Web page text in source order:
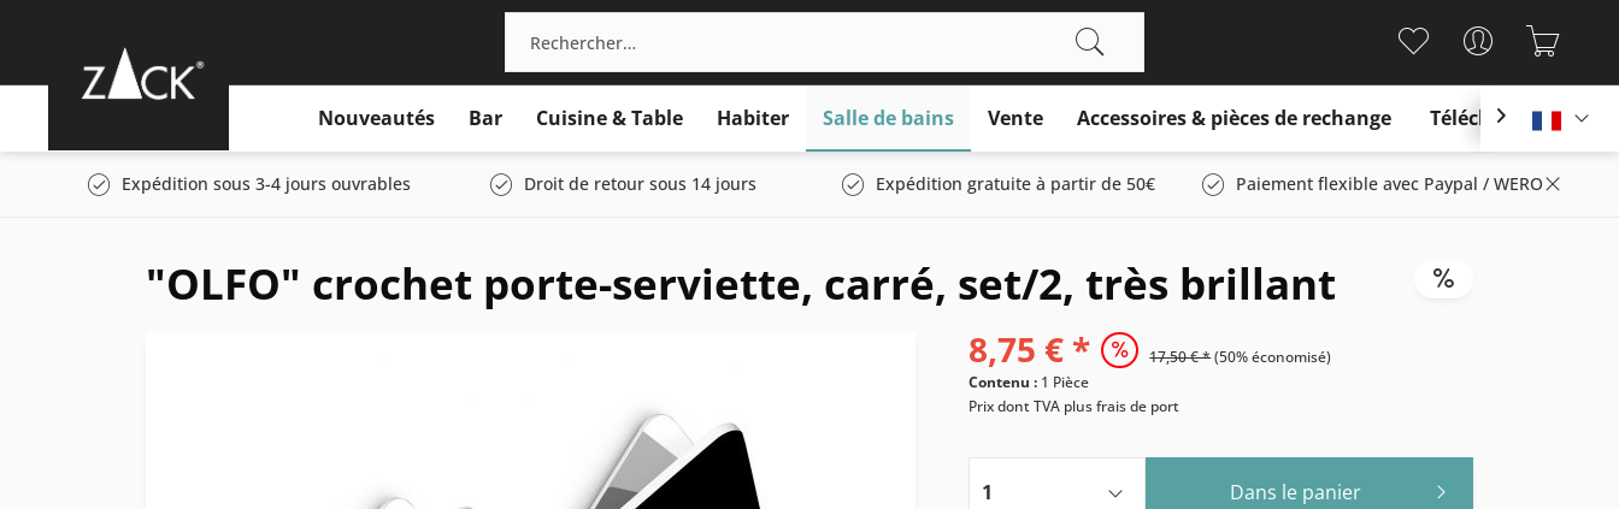
Nouveautés Bar Cuisine & Table Habiter Salle de bains Vente Accessoires & pièces de rechange Télécharger

Expédition sous 3-4 jours ouvrables Droit de retour sous 14 jours Expédition gratuite à partir de 50€ Paiement flexible avec Paypal / WERO
"OLFO" crochet porte-serviette, carré, set/2, très brillant
8,75 € * 17,50 € *(50% économisé)
Contenu : 1 Pièce
Prix dont TVA plus frais de port
Dans le panier